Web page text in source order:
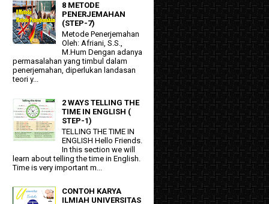
8 METODE
PENERJEMAHAN
(STEP-7)
Metode Penerjemahan
Oleh: Afriani, S.S.,
M.Hum Dengan adanya
permasalahan yang timbul dalam
penerjemahan, diperlukan landasan
teori y...
2 WAYS TELLING THE
TIME IN ENGLISH (
STEP-1)
TELLING THE TIME IN
ENGLISH Hello Friends.
In this section we will
learn about telling the time in English.
Time is very important m...
CONTOH KARYA
ILMIAH UNIVERSITAS